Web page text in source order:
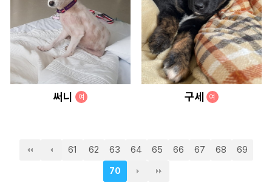
써니 여 구세 여
61 62 63 64 65 66 67 68 69
70